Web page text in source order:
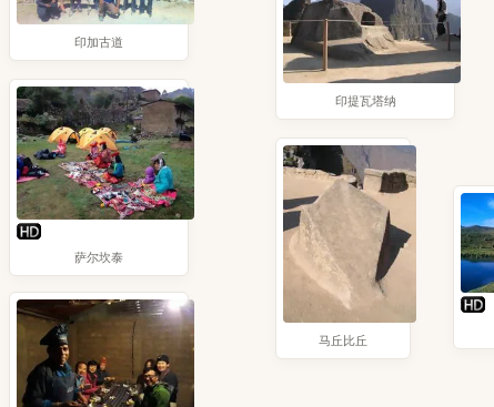
印加古道
印提瓦塔纳
萨尔坎泰
马丘比丘